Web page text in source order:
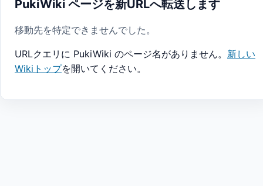
PukiWiki ページを新URLへ転送します
移動先を特定できませんでした。
URLクエリに PukiWiki のページ名がありません。 新しい
Wikiトップを開いてください。